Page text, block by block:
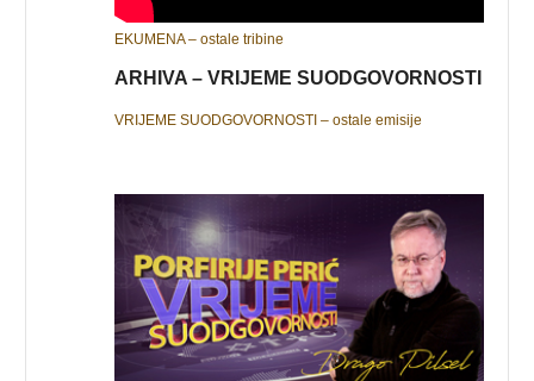
EKUMENA – ostale tribine
ARHIVA – VRIJEME SUODGOVORNOSTI
VRIJEME SUODGOVORNOSTI – ostale emisije